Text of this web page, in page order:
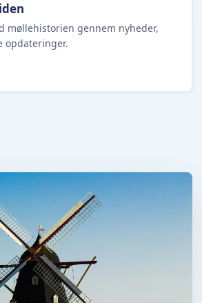
møllehistorien gennem nyheder,
opdateringer.